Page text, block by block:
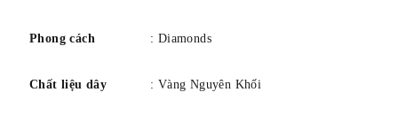
Phong cách : Diamonds
Chất liệu dây : Vàng Nguyên Khối